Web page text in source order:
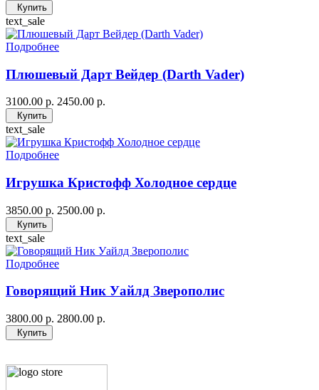
Купить
text_sale
Подробнее
Плюшевый Дарт Вейдер (Darth Vader)
3100.00 р. 2450.00 р.
Купить
text_sale
Подробнее
Игрушка Кристофф Холодное сердце
3850.00 р. 2500.00 р.
Купить
text_sale
Подробнее
Говорящий Ник Уайлд Зверополис
3800.00 р. 2800.00 р.
Купить